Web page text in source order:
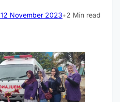
12 November 2023•2 Min read